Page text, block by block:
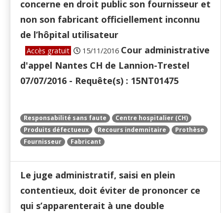
concerne en droit public son fournisseur et
non son fabricant officiellement inconnu
de l’hôpital utilisateur
Accès gratuit 15/11/2016 Cour administrative
d'appel Nantes CH de Lannion-Trestel
07/07/2016 - Requête(s) : 15NT01475
Responsabilité sans faute
Centre hospitalier (CH)
Produits défectueux
Recours indemnitaire
Prothèse
Fournisseur
Fabricant
Le juge administratif, saisi en plein
contentieux, doit éviter de prononcer ce
qui s’apparenterait à une double